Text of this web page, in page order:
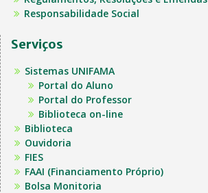
Responsabilidade Social
Serviços
Sistemas UNIFAMA
Portal do Aluno
Portal do Professor
Biblioteca on-line
Biblioteca
Ouvidoria
FIES
FAAI (Financiamento Próprio)
Bolsa Monitoria